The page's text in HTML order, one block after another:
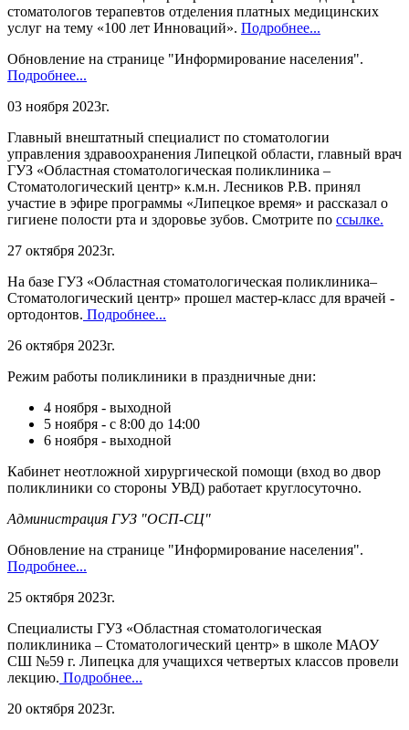
стоматологов терапевтов отделения платных медицинских
услуг на тему «100 лет Инноваций». Подробнее...
Обновление на странице "Информирование населения".
Подробнее...
03 ноября 2023г.
Главный внештатный специалист по стоматологии
управления здравоохранения Липецкой области, главный врач
ГУЗ «Областная стоматологическая поликлиника –
Стоматологический центр» к.м.н. Лесников Р.В. принял
участие в эфире программы «Липецкое время» и рассказал о
гигиене полости рта и здоровье зубов. Смотрите по ссылке.
27 октября 2023г.
На базе ГУЗ «Областная стоматологическая поликлиника–
Стоматологический центр» прошел мастер-класс для врачей -
ортодонтов. Подробнее...
26 октября 2023г.
Режим работы поликлиники в праздничные дни:
4 ноября - выходной
5 ноября - с 8:00 до 14:00
6 ноября - выходной
Кабинет неотложной хирургической помощи (вход во двор
поликлиники со стороны УВД) работает круглосуточно.
Администрация ГУЗ "ОСП-СЦ"
Обновление на странице "Информирование населения".
Подробнее...
25 октября 2023г.
Специалисты ГУЗ «Областная стоматологическая
поликлиника – Стоматологический центр» в школе МАОУ
СШ №59 г. Липецка для учащихся четвертых классов провели
лекцию. Подробнее...
20 октября 2023г.